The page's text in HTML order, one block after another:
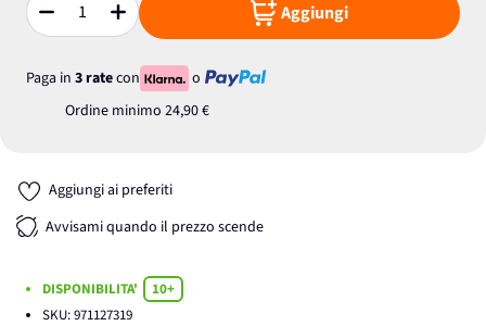
Quantità Aggiungi
Paga in 3 ratecon
o
Ordine minimo 24,90 €
Aggiungi ai preferiti
Avvisami quando il prezzo scende
DISPONIBILITA'
10+
SKU:971127319